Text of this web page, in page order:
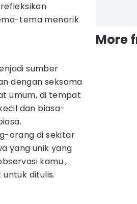
tema menarik
sumber
dengan seksama
umum, di tempat
dan biasa-
orang di sekitar
yang unik yang
kamu ,
ditulis.
More